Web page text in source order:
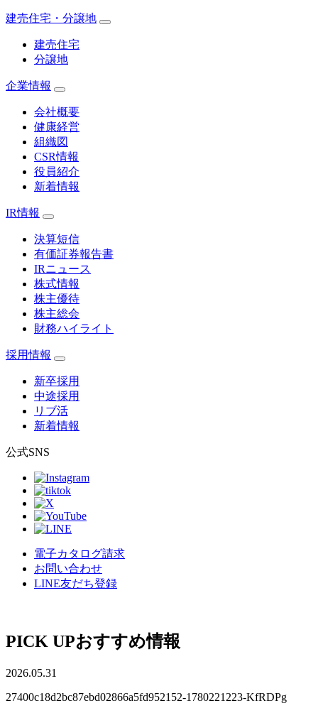
建売住宅・分譲地
建売住宅
分譲地
企業情報
会社概要
健康経営
組織図
CSR情報
役員紹介
新着情報
IR情報
決算短信
有価証券報告書
IRニュース
株式情報
株主優待
株主総会
財務ハイライト
採用情報
新卒採用
中途採用
リブ活
新着情報
公式SNS
電子カタログ請求
お問い合わせ
LINE友だち登録
PICK UPおすすめ情報
2026.05.31
27400c18d2bc87ebd02866a5fd952152-1780221223-KfRDPg